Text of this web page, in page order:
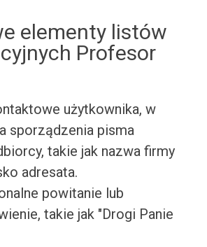
elementy listów
Profesor
użytkownika, w
sporządzenia pisma
takie jak nazwa firmy
adresata.
powitanie lub
takie jak "Drogi Panie